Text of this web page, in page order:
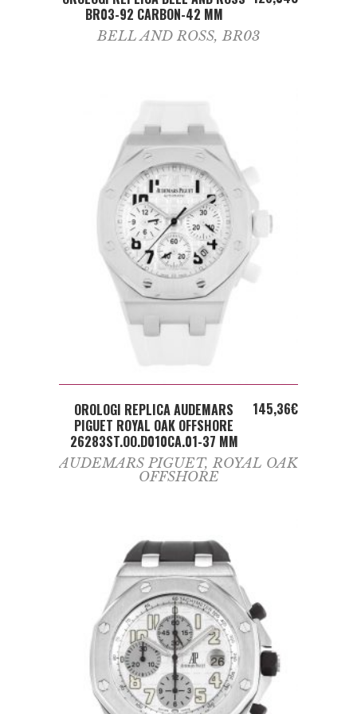
BR03-92 CARBON-42 MM
BELL AND ROSS,BR03
ADD TO CART
OROLOGI REPLICA AUDEMARS
PIGUET ROYAL OAK OFFSHORE
26283ST.OO.D010CA.01-37 MM
145,36€
AUDEMARS PIGUET, ROYAL OAK
OFFSHORE